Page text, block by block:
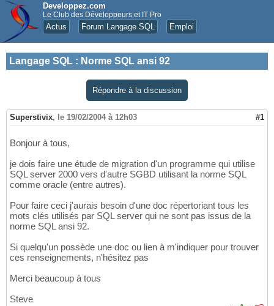
Developpez.com
Le Club des Développeurs et IT Pro
Actus Forum Langage SQL Emploi
Langage SQL : Norme SQL ansi 92
Répondre à la discussion
Superstivix, le 19/02/2004 à 12h03 #1
Bonjour à tous,
je dois faire une étude de migration d'un programme qui utilise
SQL server 2000 vers d'autre SGBD utilisant la norme SQL
comme oracle (entre autres).
Pour faire ceci j'aurais besoin d'une doc répertoriant tous les
mots clés utilisés par SQL server qui ne sont pas issus de la
norme SQL ansi 92.
Si quelqu'un possède une doc ou lien à m'indiquer pour trouver
ces renseignements, n'hésitez pas
Merci beaucoup à tous
Steve